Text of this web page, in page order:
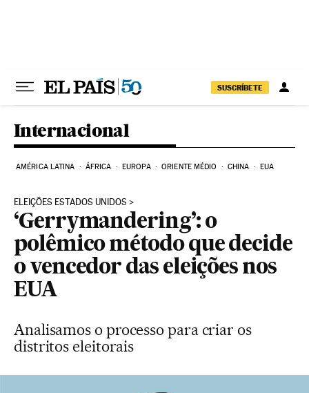
SUSCRÍBETE
Internacional
AMÉRICA LATINA ÁFRICA EUROPA ORIENTE MÉDIO CHINA EUA
ELEIÇÕES ESTADOS UNIDOS
‘Gerrymandering’: o
polêmico método que decide
o vencedor das eleições nos
EUA
Analisamos o processo para criar os
distritos eleitorais